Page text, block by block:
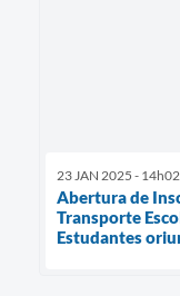
23 JAN 2025 - 14h02
Abertura de
Transporte
Estudantes